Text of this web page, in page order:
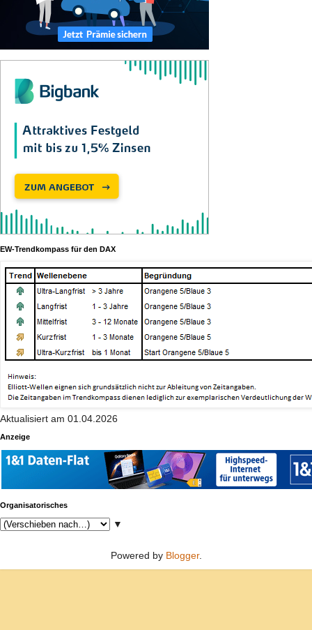
EW-Trendkompass für den DAX
Aktualisiert am 01.04.2026
Anzeige
Organisatorisches
▼
Powered by Blogger.